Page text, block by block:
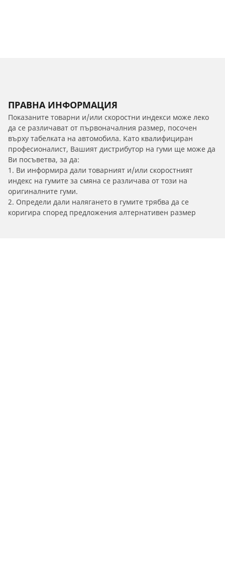
ПРАВНА ИНФОРМАЦИЯ
Показаните товарни и/или скоростни индекси може леко
да се различават от първоначалния размер, посочен
върху табелката на автомобила. Като квалифициран
професионалист, Вашият дистрибутор на гуми ще може да
Ви посъветва, за да:
1. Ви информира дали товарният и/или скоростният
индекс на гумите за смяна се различава от този на
оригиналните гуми.
2. Определи дали налягането в гумите трябва да се
коригира според предложения алтернативен размер